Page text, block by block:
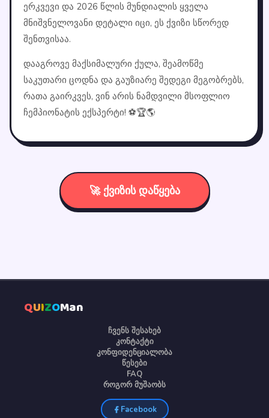
ერკვევი და 2026 წლის მუნდიალის ყველა
მნიშვნელოვანი დეტალი იცი, ეს ქვიზი სწორედ
შენთვისაა.
დააგროვე მაქსიმალური ქულა, შეამოწმე
საკუთარი ცოდნა და გაუზიარე შედეგი მეგობრებს,
რათა გაირკვეს, ვინ არის ნამდვილი მსოფლიო
ჩემპიონატის ექსპერტი! ⚽🏆🌎
🚀 ქვიზის დაწყება
QUIZOMan
ჩვენს შესახებ
კონტაქტი
კონფიდენციალობა
წესები
FAQ
როგორ მუშაობს
Facebook